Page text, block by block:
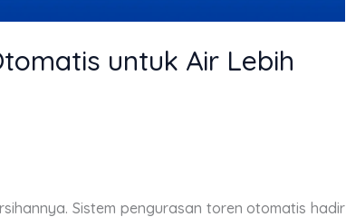
untuk Air Lebih
Sistem pengurasan toren otomatis hadir